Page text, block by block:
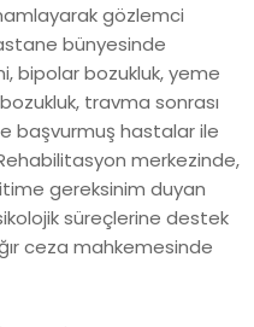
gözlemci
bünyesinde
bipolar bozukluk, yeme
travma sonrası
başvurmuş hastalar ile
merkezinde,
gereksinim duyan
süreçlerine destek
ceza mahkemesinde